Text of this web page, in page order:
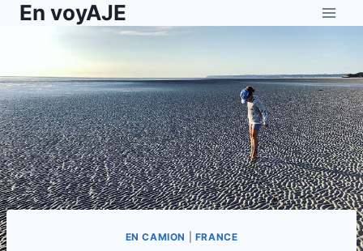
AllerEn voyAJE
EN CAMION FRANCE